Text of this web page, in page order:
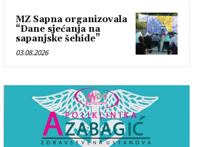
MZ Sapna organizovala
“Dane sjećanja na
sapanjske šehide”
03.08.2026